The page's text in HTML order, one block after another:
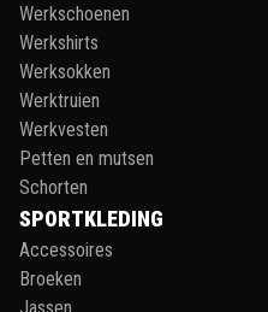
Werkschoenen
Werkshirts
Werksokken
Werktruien
Werkvesten
Petten en mutsen
Schorten
SPORTKLEDING
Accessoires
Broeken